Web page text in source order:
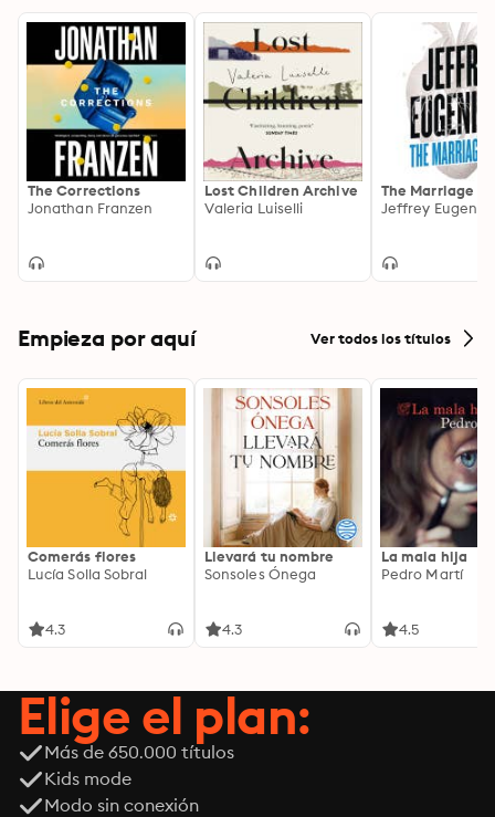
The Corrections
Jonathan Franzen
Lost Children Archive
Valeria Luiselli
The Marriage
Jeffrey
Empieza por aquí Ver todos los títulos
Comerás flores
Lucía Solla Sobral
4.3
Llevará tu nombre
Sonsoles Ónega
4.3
La mala hija
Pedro Martí
4.5
Elige el plan:
Más de 650.000 títulos
Kids mode
Modo sin conexión